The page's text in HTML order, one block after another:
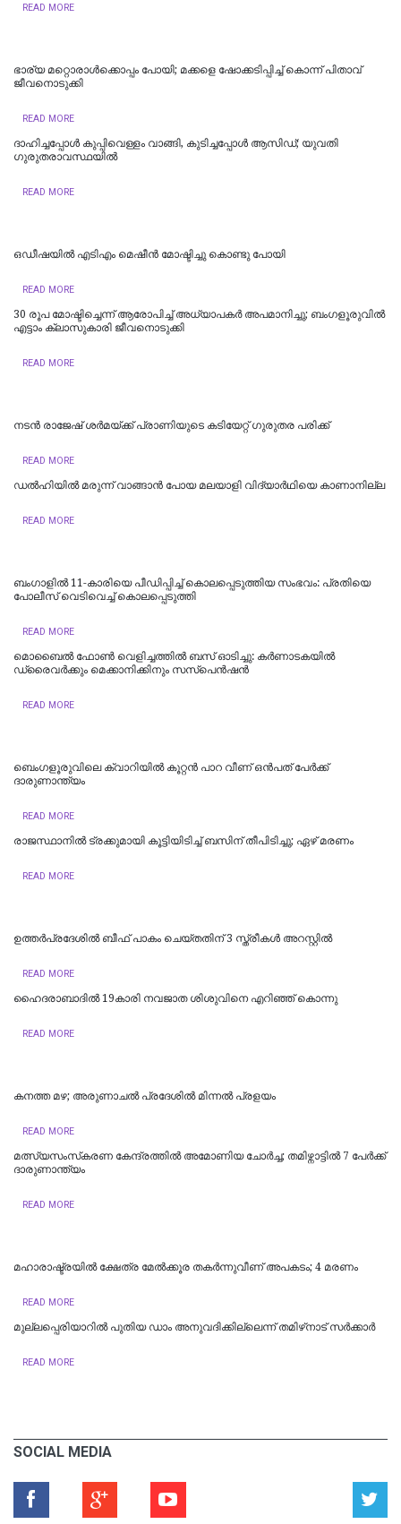
READ MORE
ഭാര്യ മറ്റൊരാൾക്കൊപ്പം പോയി; മക്കളെ ഷോക്കടിപ്പിച്ച് കൊന്ന് പിതാവ്
ജീവനൊടുക്കി
READ MORE
ദാഹിച്ചപ്പോള്‍ കുപ്പിവെള്ളം വാങ്ങി, കുടിച്ചപ്പോള്‍ ആസിഡ്; യുവതി
ഗുരുതരാവസ്ഥയില്‍
READ MORE
ഒഡീഷയിൽ എടിഎം മെഷീൻ മോഷ്ടിച്ചു കൊണ്ടു പോയി
READ MORE
30 രൂപ മോഷ്ടിച്ചെന്ന് ആരോപിച്ച് അധ്യാപകർ അപമാനിച്ചു; ബംഗളൂരുവിൽ
എട്ടാം ക്ലാസുകാരി ജീവനൊടുക്കി
READ MORE
നടൻ രാജേഷ് ശർമയ്ക്ക് പ്രാണിയുടെ കടിയേറ്റ് ഗുരുതര പരിക്ക്
READ MORE
ഡല്‍ഹിയില്‍ മരുന്ന് വാങ്ങാൻ പോയ മലയാളി വിദ്യാർഥിയെ കാണാനില്ല
READ MORE
ബംഗാളിൽ 11-കാരിയെ പീഡിപ്പിച്ച് കൊലപ്പെടുത്തിയ സംഭവം: പ്രതിയെ
പോലീസ് വെടിവെച്ച് കൊലപ്പെടുത്തി
READ MORE
മൊബൈൽ ഫോൺ വെളിച്ചത്തിൽ ബസ് ഓടിച്ചു: കർണാടകയിൽ
ഡ്രൈവർക്കും മെക്കാനിക്കിനും സസ്പെൻഷൻ
READ MORE
ബെംഗളൂരുവിലെ ക്വാറിയിൽ കൂറ്റൻ പാറ വീണ് ഒൻപത് പേർക്ക്
ദാരുണാന്ത്യം
READ MORE
രാജസ്ഥാനില്‍ ട്രക്കുമായി കൂട്ടിയിടിച്ച് ബസിന് തീപിടിച്ചു; ഏഴ് മരണം
READ MORE
ഉത്തര്‍പ്രദേശില്‍ ബീഫ് പാകം ചെയ്തതിന് 3 സ്ത്രീകള്‍ അറസ്റ്റില്‍
READ MORE
ഹൈദരാബാദില്‍ 19കാരി നവജാത ശിശുവിനെ എറിഞ്ഞ് കൊന്നു
READ MORE
കനത്ത മഴ; അരുണാചൽ പ്രദേശിൽ മിന്നൽ പ്രളയം
READ MORE
മത്സ്യസംസ്‌കരണ കേന്ദ്രത്തിൽ അമോണിയ ചോർച്ച; തമിഴ്നാട്ടിൽ 7 പേർക്ക്
ദാരുണാന്ത്യം ‌‌
READ MORE
മഹാരാഷ്ട്രയിൽ ക്ഷേത്ര മേൽക്കൂര തകർന്നുവീണ് അപകടം; 4 മരണം
READ MORE
മുല്ലപ്പെരിയാറിൽ പുതിയ ഡാം അനുവദിക്കില്ലെന്ന് തമിഴ്‌നാട് സർക്കാർ
READ MORE
SOCIAL MEDIA